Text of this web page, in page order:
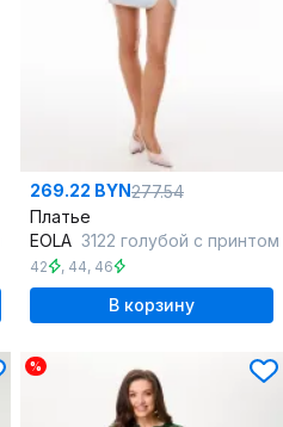
269.22 BYN277.54
Платье
EOLA 3122 голубой с принтом
42 , 44, 46
В корзину
%